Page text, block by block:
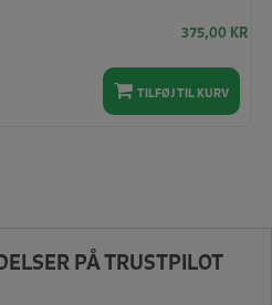
375,00 KR
TILFØJ TIL KURV
PÅ TRUSTPILOT